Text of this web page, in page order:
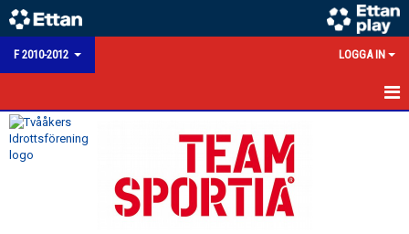
F 2010-2012 LOGGA IN
HEM